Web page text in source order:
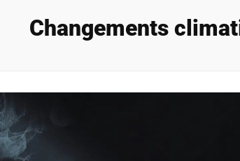
Changements